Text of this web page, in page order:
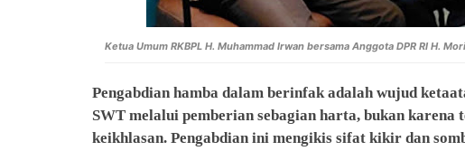
Ketua Umum RKBPL H. Muhammad Irwan bersama Anggota DPR RI H.
Pengabdian hamba dalam berinfak adalah wujud
SWT melalui pemberian sebagian harta, bukan
keikhlasan. Pengabdian ini mengikis sifat kikir dan